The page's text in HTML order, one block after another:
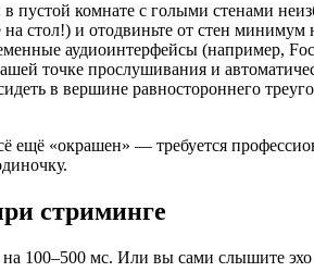
пустой комнате с голыми стенами
стол!) и отодвиньте от стен минимум
аудиоинтерфейсы (например,
точке прослушивания и
в вершине равностороннего
ещё «окрашен» — требуется
стриминге
на 100–500 мс. Или вы сами слышите